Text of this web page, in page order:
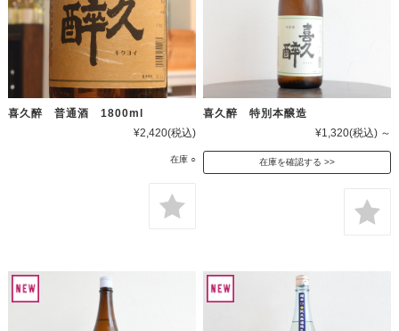
喜久醉 普通酒 1800ml
¥2,420(税込)
在庫 ○
喜久醉 特別本醸造
¥1,320(税込) ～
在庫を確認する